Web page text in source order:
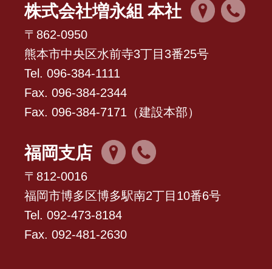
株式会社増永組 本社
〒862-0950
熊本市中央区水前寺3丁目3番25号
Tel. 096-384-1111
Fax. 096-384-2344
Fax. 096-384-7171（建設本部）
福岡支店
〒812-0016
福岡市博多区博多駅南2丁目10番6号
Tel. 092-473-8184
Fax. 092-481-2630